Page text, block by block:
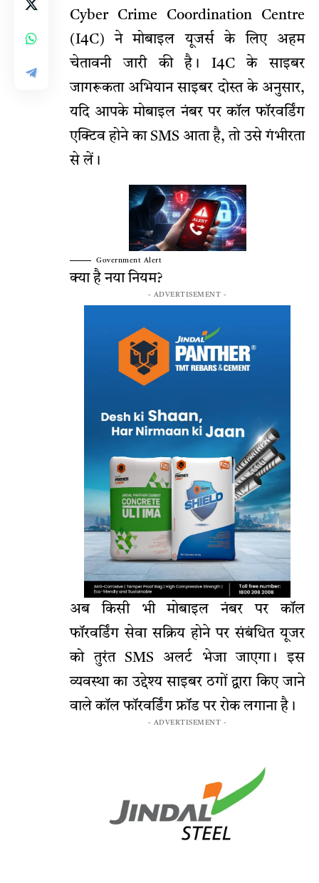
Cyber Crime Coordination Centre
(I4C) ने मोबाइल यूजर्स के लिए अहम
चेतावनी जारी की है। I4C के साइबर
जागरूकता अभियान साइबर दोस्त के अनुसार,
यदि आपके मोबाइल नंबर पर कॉल फॉरवर्डिंग
एक्टिव होने का SMS आता है, तो उसे गंभीरता
से लें।
Government Alert
क्या है नया नियम?
- ADVERTISEMENT -
अब किसी भी मोबाइल नंबर पर कॉल
फॉरवर्डिंग सेवा सक्रिय होने पर संबंधित यूजर
को तुरंत SMS अलर्ट भेजा जाएगा। इस
व्यवस्था का उद्देश्य साइबर ठगों द्वारा किए जाने
वाले कॉल फॉरवर्डिंग फ्रॉड पर रोक लगाना है।
- ADVERTISEMENT -